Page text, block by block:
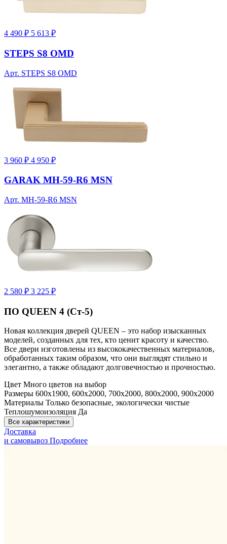
4 490 ₽ 5 613 ₽
STEPS S8 OMD
Арт. STEPS S8 OMD
3 960 ₽ 4 950 ₽
GARAK MH-59-R6 MSN
Арт. MH-59-R6 MSN
2 580 ₽ 3 225 ₽
ПО QUEEN 4 (Ст-5)
Новая коллекция дверей QUEEN – это набор изысканных
моделей, созданных для тех, кто ценит красоту и качество.
Все двери изготовлены из высококачественных материалов,
обработанных таким образом, что они выглядят стильно и
элегантно, а также обладают долговечностью и прочностью.
Цвет Много цветов на выбор
Размеры 600x1900, 600x2000, 700x2000, 800x2000, 900x2000
Материалы Только безопасные, экологически чистые
Теплошумоизоляция Да
Все характеристики
Доставка
и самовывоз Подробнее